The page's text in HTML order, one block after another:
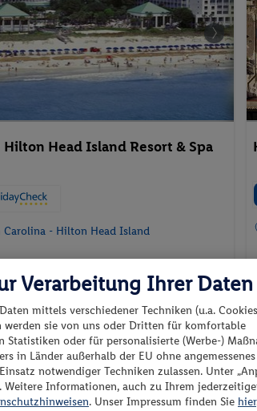
Hilton Head Island Resort & Spa
Carolina - Hilton Head Island
Bed
&
p.P. ab
408.-
2 Pers. / 2 Nächte
Verarbeitung Ihrer Daten
mittels verschiedener Techniken (u.a.
sie von uns oder Dritten für komfortable
oder für personalisierte (Werbe-)
in Länder außerhalb der EU ohne
notwendiger Techniken zulassen. Unter
Weitere Informationen, auch zu Ihrem
. Unser Impressum finden Sie hier